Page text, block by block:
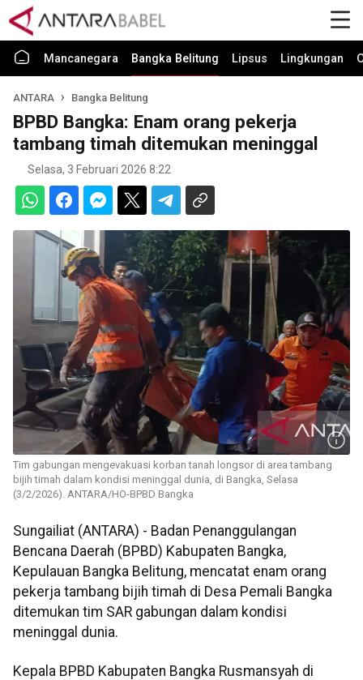
Mancanegara Bangka Belitung Lipsus Lingkungan
ANTARA Bangka Belitung
BPBD Bangka: Enam orang pekerja
tambang timah ditemukan meninggal
Selasa, 3 Februari 2026 8:22
Tim gabungan mengevakuasi korban tanah longsor di area tambang
bijih timah dalam kondisi meninggal dunia, di Bangka, Selasa
(3/2/2026). ANTARA/HO-BPBD Bangka
Sungailiat (ANTARA) - Badan Penanggulangan
Bencana Daerah (BPBD) Kabupaten Bangka,
Kepulauan Bangka Belitung, mencatat enam orang
pekerja tambang bijih timah di Desa Pemali Bangka
ditemukan tim SAR gabungan dalam kondisi
meninggal dunia.
Kepala BPBD Kabupaten Bangka Rusmansyah di